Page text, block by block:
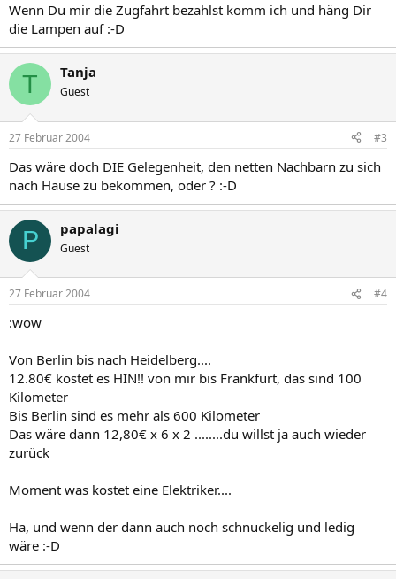
Wenn Du mir die Zugfahrt bezahlst komm ich und häng Dir
die Lampen auf :-D
T Tanja
Guest
27 Februar 2004 #3
Das wäre doch DIE Gelegenheit, den netten Nachbarn zu sich
nach Hause zu bekommen, oder ? :-D
P papalagi
Guest
27 Februar 2004 #4
:wow
Von Berlin bis nach Heidelberg....
12.80€ kostet es HIN!! von mir bis Frankfurt, das sind 100
Kilometer
Bis Berlin sind es mehr als 600 Kilometer
Das wäre dann 12,80€ x 6 x 2 ........du willst ja auch wieder
zurück
Moment was kostet eine Elektriker....
Ha, und wenn der dann auch noch schnuckelig und ledig
wäre :-D